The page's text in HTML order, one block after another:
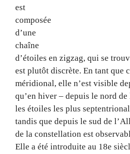
est
composée
d’une
chaîne
d’étoiles en zigzag, qui se
est plutôt discrète. En tant que
méridional, elle n’est visible
qu’en hiver – depuis le nord de
les étoiles les plus
tandis que depuis le sud de
de la constellation est
Elle a été introduite au 18e